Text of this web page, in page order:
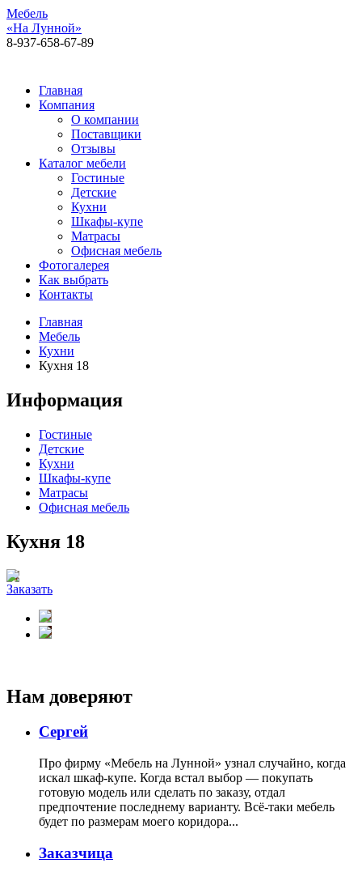
Мебель
«На Лунной»
8-937-658-67-89
Главная
Компания
О компании
Поставщики
Отзывы
Каталог мебели
Гостиные
Детские
Кухни
Шкафы-купе
Матрасы
Офисная мебель
Фотогалерея
Как выбрать
Контакты
Главная
Мебель
Кухни
Кухня 18
Информация
Гостиные
Детские
Кухни
Шкафы-купе
Матрасы
Офисная мебель
Кухня 18
Заказать
Нам доверяют
Сергей
Про фирму «Мебель на Лунной» узнал случайно, когда
искал шкаф-купе. Когда встал выбор — покупать
готовую модель или сделать по заказу, отдал
предпочтение последнему варианту. Всё-таки мебель
будет по размерам моего коридора...
Заказчица